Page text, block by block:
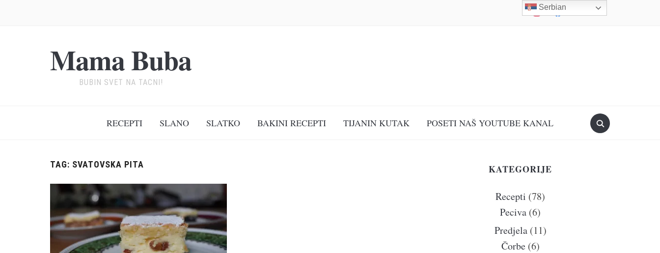
instagramfacebook youtube
Mama Buba
BUBIN SVET NA TACNI!
RECEPTI SLANO SLATKO BAKINI RECEPTI TIJANIN KUTAK POSETI NAŠ YOUTUBE KANAL
TAG: SVATOVSKA PITA KATEGORIJE
Recepti (78)
Peciva (6)
Predjela(11)
Čorbe(6)
Serbian